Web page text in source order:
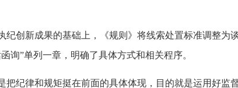
创新成果的基础上，《规则》将线索处置标准调整为
询”单列一章，明确了具体方式和相关程序。
纪律和规矩挺在前面的具体体现，目的就是运用好监